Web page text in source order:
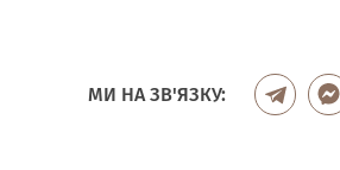
МИ НА ЗВ'ЯЗКУ: